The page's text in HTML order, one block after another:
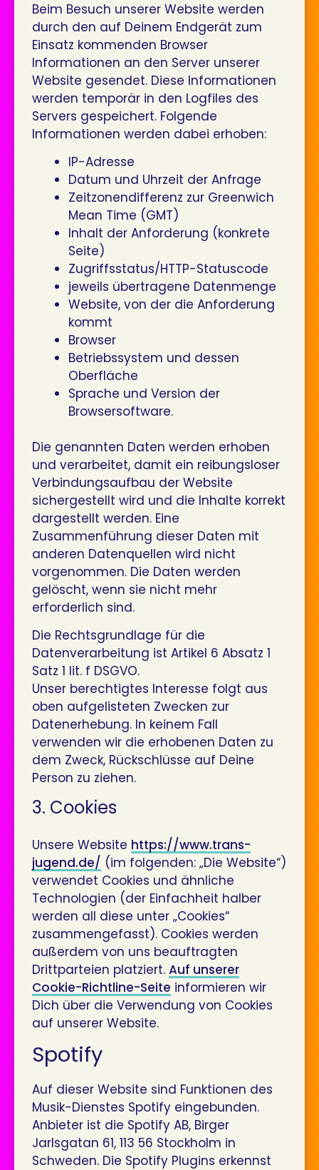
Beim Besuch unserer Website werden
durch den auf Deinem Endgerät zum
Einsatz kommenden Browser
Informationen an den Server unserer
Website gesendet. Diese Informationen
werden temporär in den Logfiles des
Servers gespeichert. Folgende
Informationen werden dabei erhoben:
IP-Adresse
Datum und Uhrzeit der Anfrage
Zeitzonendifferenz zur Greenwich
Mean Time (GMT)
Inhalt der Anforderung (konkrete
Seite)
Zugriffsstatus/HTTP-Statuscode
jeweils übertragene Datenmenge
Website, von der die Anforderung
kommt
Browser
Betriebssystem und dessen
Oberfläche
Sprache und Version der
Browsersoftware.
Die genannten Daten werden erhoben
und verarbeitet, damit ein reibungsloser
Verbindungsaufbau der Website
sichergestellt wird und die Inhalte korrekt
dargestellt werden. Eine
Zusammenführung dieser Daten mit
anderen Datenquellen wird nicht
vorgenommen. Die Daten werden
gelöscht, wenn sie nicht mehr
erforderlich sind.
Die Rechtsgrundlage für die
Datenverarbeitung ist Artikel 6 Absatz 1
Satz 1 lit. f DSGVO.
Unser berechtigtes Interesse folgt aus
oben aufgelisteten Zwecken zur
Datenerhebung. In keinem Fall
verwenden wir die erhobenen Daten zu
dem Zweck, Rückschlüsse auf Deine
Person zu ziehen.
3. Cookies
Unsere Website https://www.trans-
jugend.de/ (im folgenden: „Die Website“)
verwendet Cookies und ähnliche
Technologien (der Einfachheit halber
werden all diese unter „Cookies“
zusammengefasst). Cookies werden
außerdem von uns beauftragten
Drittparteien platziert. Auf unserer
Cookie-Richtline-Seite informieren wir
Dich über die Verwendung von Cookies
auf unserer Website.
Spotify
Auf dieser Website sind Funktionen des
Musik-Dienstes Spotify eingebunden.
Anbieter ist die Spotify AB, Birger
Jarlsgatan 61, 113 56 Stockholm in
Schweden. Die Spotify Plugins erkennst